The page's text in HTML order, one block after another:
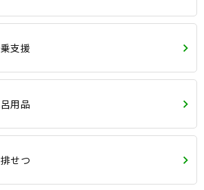
支援
用品
せつ